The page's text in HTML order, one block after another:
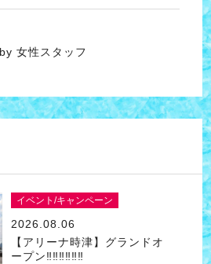
女性スタッフ
イベント/キャンペーン
2026.08.06
【アリーナ時津】グランドオ
ープン‼‼‼‼‼‼